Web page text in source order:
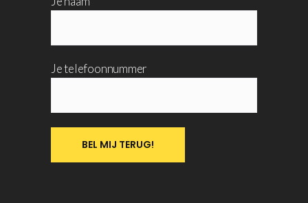
Je telefoonnummer